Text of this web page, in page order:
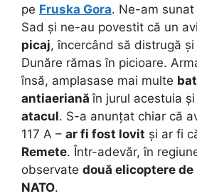
pe Fruska Gora. Ne-am
Sad și ne-au povestit că un
picaj, încercând să distrugă
Dunăre rămas în picioare.
însă, amplasase mai multe
antiaerianăîn jurul acestuia și
atacul. S-a anunțat chiar că
117 A – ar fi fost lovit și ar fi
Remete. Într-adevăr, în
observate două elicoptere
NATO.